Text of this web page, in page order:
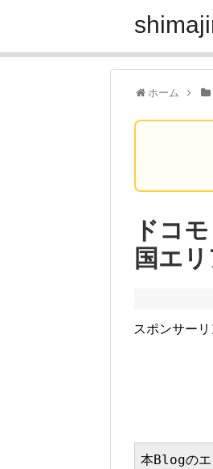
ホーム
ドコ
国エ
スポンサーリ
本Blogのエ